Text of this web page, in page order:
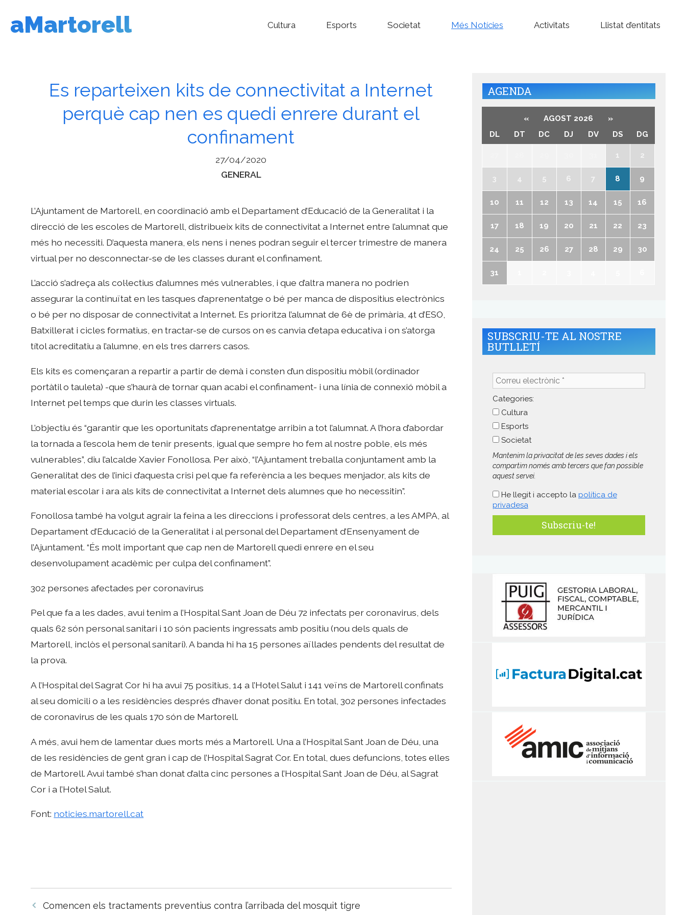
contingut
aMartorell Cultura Esports Societat Més Notícies Activitats Llistat d’entitats
Es reparteixen kits de connectivitat a Internet
perquè cap nen es quedi enrere durant el
confinament
27/04/2020
Categories
GENERAL
L’Ajuntament de Martorell, en coordinació amb el Departament d’Educació de la Generalitat i la
direcció de les escoles de Martorell, distribueix kits de connectivitat a Internet entre l’alumnat que
més ho necessiti. D’aquesta manera, els nens i nenes podran seguir el tercer trimestre de manera
virtual per no desconnectar-se de les classes durant el confinament.
L’acció s’adreça als col·lectius d’alumnes més vulnerables, i que d’altra manera no podrien
assegurar la continuïtat en les tasques d’aprenentatge o bé per manca de dispositius electrònics
o bé per no disposar de connectivitat a Internet. Es prioritza l’alumnat de 6è de primària, 4t d’ESO,
Batxillerat i cicles formatius, en tractar-se de cursos on es canvia d’etapa educativa i on s’atorga
títol acreditatiu a l’alumne, en els tres darrers casos.
Els kits es començaran a repartir a partir de demà i consten d’un dispositiu mòbil (ordinador
portàtil o tauleta) -que s’haurà de tornar quan acabi el confinament- i una línia de connexió mòbil a
Internet pel temps que durin les classes virtuals.
L’objectiu és “garantir que les oportunitats d’aprenentatge arribin a tot l’alumnat. A l’hora d’abordar
la tornada a l’escola hem de tenir presents, igual que sempre ho fem al nostre poble, els més
vulnerables”, diu l’alcalde Xavier Fonollosa. Per això, “l’Ajuntament treballa conjuntament amb la
Generalitat des de l’inici d’aquesta crisi pel que fa referència a les beques menjador, als kits de
material escolar i ara als kits de connectivitat a Internet dels alumnes que ho necessitin”.
Fonollosa també ha volgut agrair la feina a les direccions i professorat dels centres, a les AMPA, al
Departament d’Educació de la Generalitat i al personal del Departament d’Ensenyament de
l’Ajuntament. “És molt important que cap nen de Martorell quedi enrere en el seu
desenvolupament acadèmic per culpa del confinament”.
302 persones afectades per coronavirus
Pel que fa a les dades, avui tenim a l’Hospital Sant Joan de Déu 72 infectats per coronavirus, dels
quals 62 són personal sanitari i 10 són pacients ingressats amb positiu (nou dels quals de
Martorell, inclòs el personal sanitari). A banda hi ha 15 persones aïllades pendents del resultat de
la prova.
A l’Hospital del Sagrat Cor hi ha avui 75 positius, 14 a l’Hotel Salut i 141 veïns de Martorell confinats
al seu domicili o a les residències després d’haver donat positiu. En total, 302 persones infectades
de coronavirus de les quals 170 són de Martorell.
A més, avui hem de lamentar dues morts més a Martorell. Una a l’Hospital Sant Joan de Déu, una
de les residències de gent gran i cap de l’Hospital Sagrat Cor. En total, dues defuncions, totes elles
de Martorell. Avui també s’han donat d’alta cinc persones a l’Hospital Sant Joan de Déu, al Sagrat
Cor i a l’Hotel Salut.
Font: noticies.martorell.cat
Navegació
Comencen els tractaments preventius contra l’arribada del mosquit tigre
AGENDA
« AGOST 2026
»
DL
DT DC DJ DV DS DG
1 2
3 4 5 6 7 8 9
10 11 12 13 14 15 16
17 18 19 20 21 22 23
24 25 26 27 28 29 30
31
SUBSCRIU-TE AL NOSTRE
BUTLLETÍ
Correu
electrònic
*Categories:
Cultura
Esports
Societat
Mantenim la privacitat de les seves dades i els
compartim només amb tercers que fan possible
aquest servei.
He llegit i accepto la política de
privadesa